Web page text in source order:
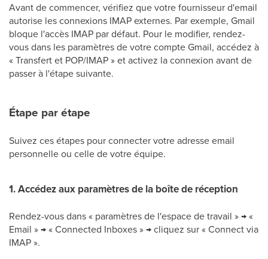
Avant de commencer, vérifiez que votre fournisseur d'email
autorise les connexions IMAP externes. Par exemple, Gmail
bloque l'accès IMAP par défaut. Pour le modifier, rendez-
vous dans les paramètres de votre compte Gmail, accédez à
« Transfert et POP/IMAP » et activez la connexion avant de
passer à l'étape suivante.
Étape par étape
Suivez ces étapes pour connecter votre adresse email
personnelle ou celle de votre équipe.
1. Accédez aux paramètres de la boîte de réception
Rendez-vous dans « paramètres de l'espace de travail » → «
Email » → « Connected Inboxes » → cliquez sur « Connect via
IMAP ».